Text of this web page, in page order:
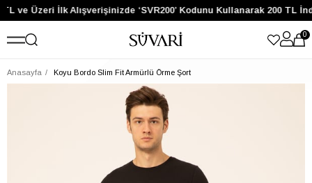
ve Üzeri İlk Alışverişinizde ‘SVR200’ Kodunu Kullanarak 200 TL
0
Anasayfa Koyu Bordo Slim Fit Armürlü Örme Şort